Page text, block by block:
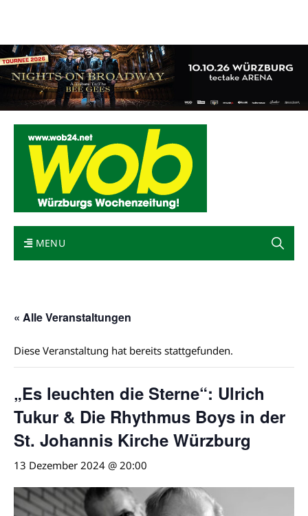
MENU
« Alle Veranstaltungen
Diese Veranstaltung hat bereits stattgefunden.
„Es leuchten die Sterne“: Ulrich
Tukur & Die Rhythmus Boys in der
St. Johannis Kirche Würzburg
13 Dezember 2024 @ 20:00